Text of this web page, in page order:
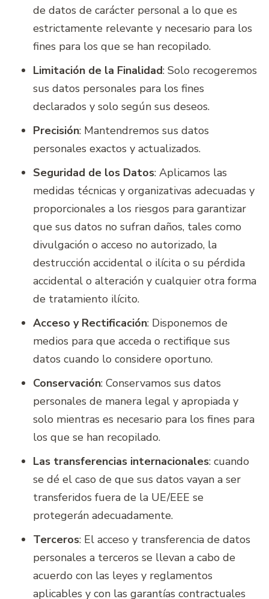
de datos de carácter personal a lo que es
estrictamente relevante y necesario para los
fines para los que se han recopilado.
Limitación de la Finalidad: Solo recogeremos
sus datos personales para los fines
declarados y solo según sus deseos.
Precisión: Mantendremos sus datos
personales exactos y actualizados.
Seguridad de los Datos: Aplicamos las
medidas técnicas y organizativas adecuadas y
proporcionales a los riesgos para garantizar
que sus datos no sufran daños, tales como
divulgación o acceso no autorizado, la
destrucción accidental o ilícita o su pérdida
accidental o alteración y cualquier otra forma
de tratamiento ilícito.
Acceso y Rectificación: Disponemos de
medios para que acceda o rectifique sus
datos cuando lo considere oportuno.
Conservación: Conservamos sus datos
personales de manera legal y apropiada y
solo mientras es necesario para los fines para
los que se han recopilado.
Las transferencias internacionales: cuando
se dé el caso de que sus datos vayan a ser
transferidos fuera de la UE/EEE se
protegerán adecuadamente.
Terceros: El acceso y transferencia de datos
personales a terceros se llevan a cabo de
acuerdo con las leyes y reglamentos
aplicables y con las garantías contractuales